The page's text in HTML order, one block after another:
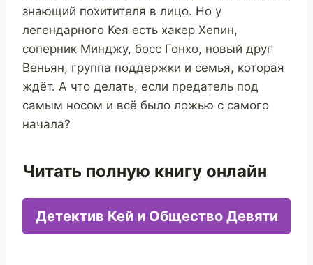
знающий похитителя в лицо. Но у
легендарного Кея есть хакер Хепин,
соперник Минджу, босс Гонхо, новый друг
Веньян, группа поддержки и семья, которая
ждёт. А что делать, если предатель под
самым носом и всё было ложью с самого
начала?
Читать полную книгу онлайн
Детектив Кей и Общество Девяти